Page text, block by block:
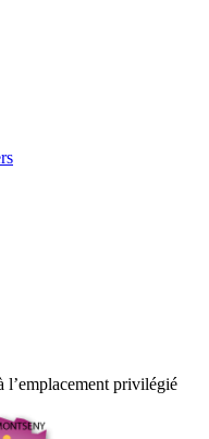
l’emplacement privilégié